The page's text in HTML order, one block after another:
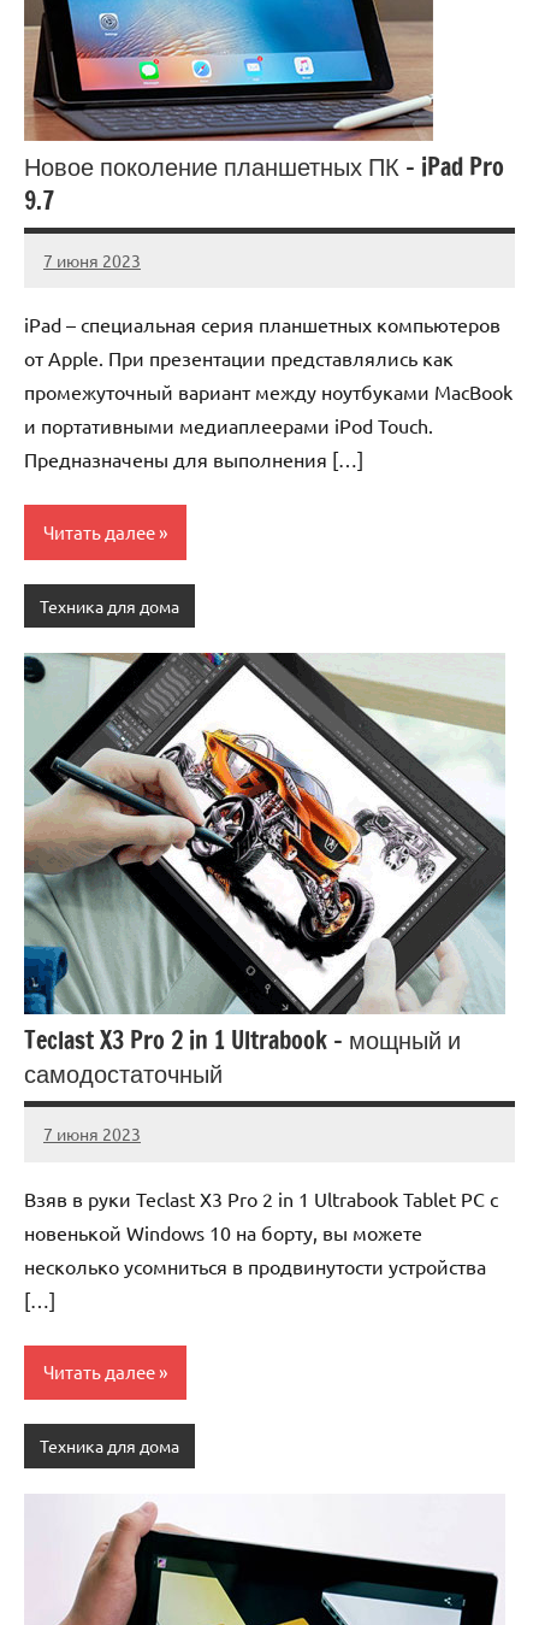
Новое поколение планшетных ПК – iPad Pro
9.7
7 июня 2023
legostart_ru
Нет
iPad – специальная серия планшетных компьютеров
от Apple. При презентации представлялись как
промежуточный вариант между ноутбуками MacBook
и портативными медиаплеерами iPod Touch.
Предназначены для выполнения […]
Читать далее
Техника для дома
Teclast X3 Pro 2 in 1 Ultrabook – мощный и
самодостаточный
7 июня 2023
legostart_ru
Нет
Взяв в руки Teclast X3 Pro 2 in 1 Ultrabook Tablet PC с
новенькой Windows 10 на борту, вы можете
несколько усомниться в продвинутости устройства
[…]
Читать далее
Техника для дома